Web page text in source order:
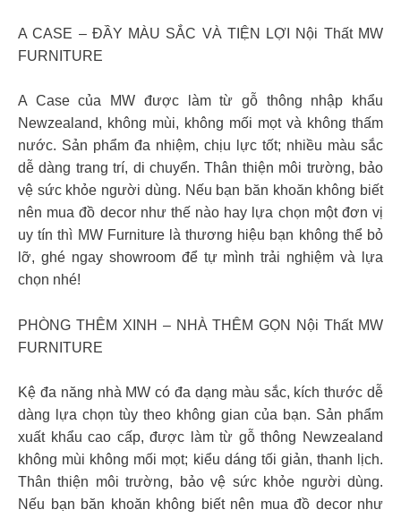
A CASE – ĐẦY MÀU SẮC VÀ TIỆN LỢI Nội Thất MW
FURNITURE
A Case của MW được làm từ gỗ thông nhập khẩu
Newzealand, không mùi, không mối mọt và không thấm
nước. Sản phẩm đa nhiệm, chịu lực tốt; nhiều màu sắc
dễ dàng trang trí, di chuyển. Thân thiện môi trường, bảo
vệ sức khỏe người dùng. Nếu bạn băn khoăn không biết
nên mua đồ decor như thế nào hay lựa chọn một đơn vị
uy tín thì MW Furniture là thương hiệu bạn không thể bỏ
lỡ, ghé ngay showroom để tự mình trải nghiệm và lựa
chọn nhé!
PHÒNG THÊM XINH – NHÀ THÊM GỌN Nội Thất MW
FURNITURE
Kệ đa năng nhà MW có đa dạng màu sắc, kích thước dễ
dàng lựa chọn tùy theo không gian của bạn. Sản phẩm
xuất khẩu cao cấp, được làm từ gỗ thông Newzealand
không mùi không mối mọt; kiểu dáng tối giản, thanh lịch.
Thân thiện môi trường, bảo vệ sức khỏe người dùng.
Nếu bạn băn khoăn không biết nên mua đồ decor như